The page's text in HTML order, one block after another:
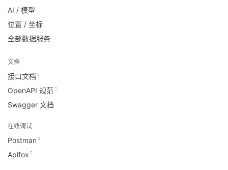
AI / 模型
位置 / 坐标
全部数据服务
文档
接口文档
OpenAPI 规范
Swagger 文档
在线调试
Postman
Apifox